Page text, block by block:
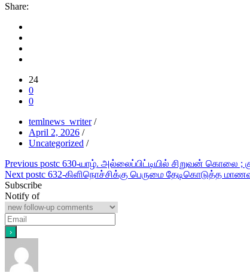
Share:
24
0
0
temlnews_writer /
April 2, 2026 /
Uncategorized /
Post
navigation
Previous postc 630-யாழ். அல்லைப்பிட்டியில் சிறுவன் கொலை ;
Next postc 632-கிளிநொச்சிக்கு பெருமை தேடிகொடுத்த
Subscribe
Notify of